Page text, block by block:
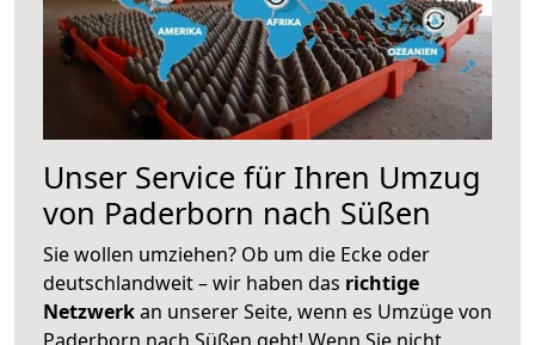
Unser Service für Ihren Umzug
von Paderborn nach Süßen
Sie wollen umziehen? Ob um die Ecke oder
deutschlandweit – wir haben das richtige
Netzwerkan unserer Seite, wenn es Umzüge von